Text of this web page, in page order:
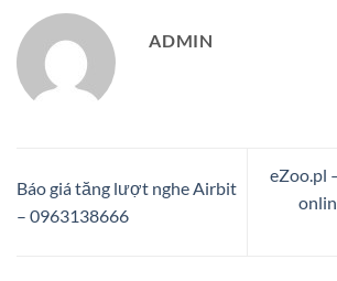
ADMIN
Báo giá tăng lượt nghe Airbit
– 0963138666
eZoo.pl